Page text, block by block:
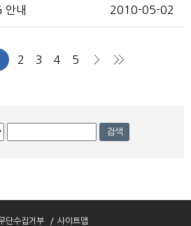
안내 2010-05-02
2 3 4 5
검색
단수집거부 사이트맵